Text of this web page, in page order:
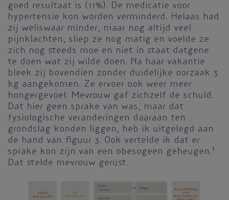
goed resultaat is (11%). De medicatie voor
hypertensie kon worden verminderd. Helaas had
zij weliswaar minder, maar nog altijd veel
pijnklachten, sliep ze nog matig en voelde ze
zich nog steeds moe en niet in staat datgene
te doen wat zij wilde doen. Na haar vakantie
bleek zij bovendien zonder duidelijke oorzaak 3
kg aangekomen. Ze ervoer ook weer meer
hongergevoel. Mevrouw gaf zichzelf de schuld.
Dat hier geen sprake van was, maar dat
fysiologische veranderingen daaraan ten
grondslag konden liggen, heb ik uitgelegd aan
de hand van figuur 3. Ook vertelde ik dat er
sprake kon zijn van een obesogeen geheugen.7
Dat stelde mevrouw gerust.